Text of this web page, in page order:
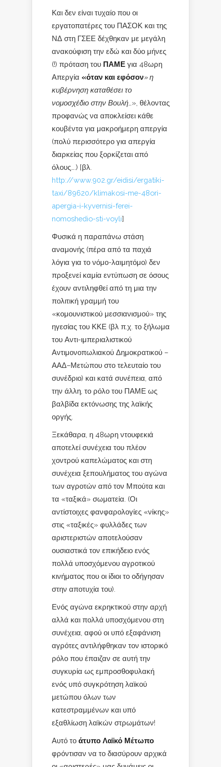
Και δεν είναι τυχαίο που οι
εργατοπατέρες του ΠΑΣΟΚ και της
ΝΔ στη ΓΣΕΕ δέχθηκαν με μεγάλη
ανακούφιση την εδώ και δύο μήνες
(!) πρόταση του ΠΑΜΕ για 48ωρη
Απεργία «όταν και εφόσον» η
κυβέρνηση καταθέσει το
νομοσχέδιο στην Βουλή …», θέλοντας
προφανώς να αποκλείσει κάθε
κουβέντα για μακροήμερη απεργία
(πολύ περισσότερο για απεργία
διαρκείας που ξορκίζεται από
όλους….) [βλ.
http://www.902.gr/eidisi/ergatiki-
taxi/89620/klimakosi-me-48ori-
apergia-i-kyvernisi-ferei-
nomoshedio-sti-voyli]
Φυσικά η παραπάνω στάση
αναμονής (πέρα από τα παχιά
λόγια για το νόμο-λαιμητόμο) δεν
προξενεί καμία εντύπωση σε όσους
έχουν αντιληφθεί από τη μια την
πολιτική γραμμή του
«κομουνιστικού μεσσιανισμού» της
ηγεσίας του ΚΚΕ (βλ π.χ. το ξήλωμα
του Αντι-ιμπεριαλιστικού
Αντιμονοπωλιακού Δημοκρατικού –
ΑΑΔ–Μετώπου στο τελευταίο του
συνέδριο) και κατά συνέπεια, από
την άλλη, το ρόλο του ΠΑΜΕ ως
βαλβίδα εκτόνωσης της λαϊκής
οργής.
Ξεκάθαρα, η 48ωρη ντουφεκιά
αποτελεί συνέχεια του πλέον
χοντρού καπελώματος και στη
συνέχεια ξεπουλήματος του αγώνα
των αγροτών από τον Μπούτα και
τα «ταξικά» σωματεία. (Οι
αντίστοιχες φανφαρολογίες «νίκης»
στις «ταξικές» φυλλάδες των
αριστεριστών αποτελούσαν
ουσιαστικά τον επικήδειο ενός
πολλά υποσχόμενου αγροτικού
κινήματος που οι ίδιοι το οδήγησαν
στην αποτυχία του).
Ενός αγώνα εκρηκτικού στην αρχή
αλλά και πολλά υποσχόμενου στη
συνέχεια, αφού οι υπό εξαφάνιση
αγρότες αντιλήφθηκαν τον ιστορικό
ρόλο που έπαιζαν σε αυτή την
συγκυρία ως εμπροσθοφυλακή
ενός υπό συγκρότηση λαϊκού
μετώπου όλων των
κατεστραμμένων και υπό
εξαθλίωση λαϊκών στρωμάτων!
Αυτό το άτυπο Λαϊκό Μέτωπο
φρόντισαν να το διασύρουν αρχικά